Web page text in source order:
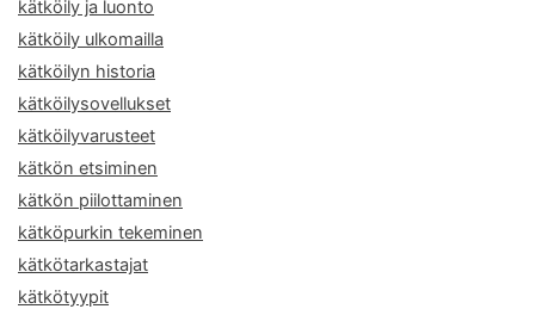
kätköily ja luonto
kätköily ulkomailla
kätköilyn historia
kätköilysovellukset
kätköilyvarusteet
kätkön etsiminen
kätkön piilottaminen
kätköpurkin tekeminen
kätkötarkastajat
kätkötyypit